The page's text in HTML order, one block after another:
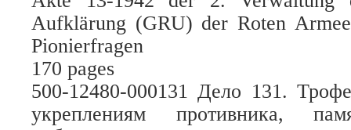
Aufklärung (GRU) der Roten
Pionierfragen
170 pages
500-12480-000131 Дело 131.
укреплениям противника,